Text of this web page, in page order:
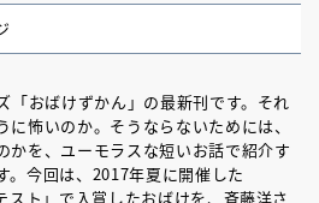
「おばけずかん」の最新刊です。それ
怖いのか。そうならないためには、
かを、ユーモラスな短いお話で紹介す
。今回は、2017年夏に開催した
ト」で入賞したおばけを、斉藤洋さ